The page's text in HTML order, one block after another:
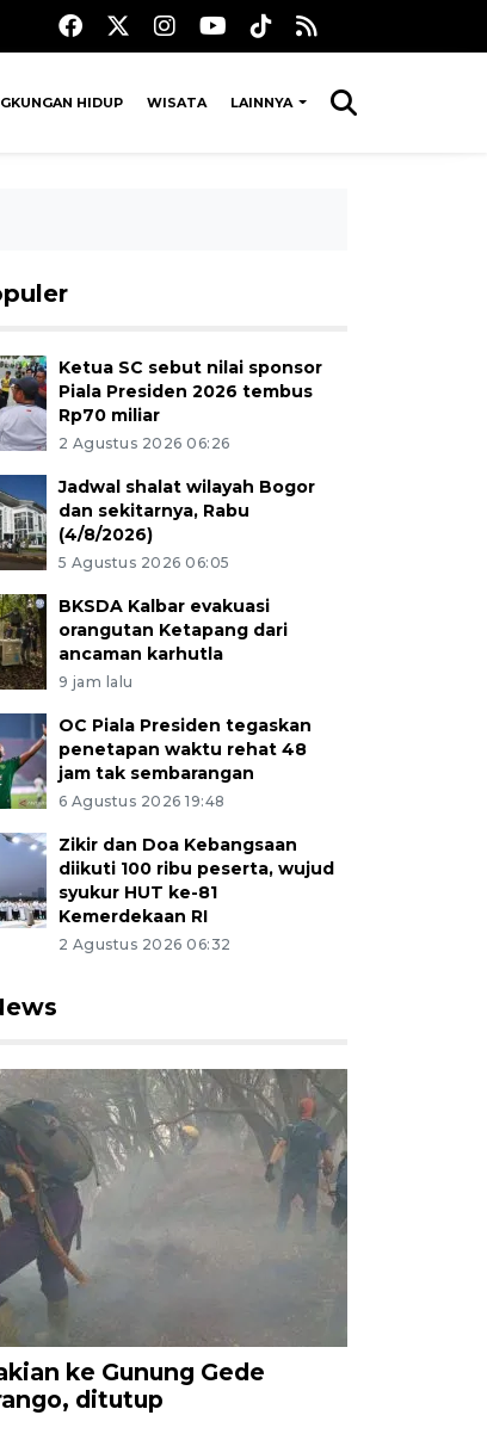
HIDUP WISATA LAINNYA
Ketua SC sebut nilai sponsor
Piala Presiden 2026 tembus
Rp70 miliar
2 Agustus 2026 06:26
Jadwal shalat wilayah Bogor
dan sekitarnya, Rabu
(4/8/2026)
5 Agustus 2026 06:05
BKSDA Kalbar evakuasi
orangutan Ketapang dari
ancaman karhutla
9 jam lalu
OC Piala Presiden tegaskan
penetapan waktu rehat 48
jam tak sembarangan
6 Agustus 2026 19:48
Zikir dan Doa Kebangsaan
diikuti 100 ribu peserta, wujud
syukur HUT ke-81
Kemerdekaan RI
2 Agustus 2026 06:32
ke Gunung Gede
ditutup